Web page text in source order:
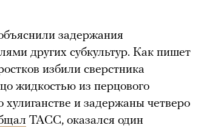
задержания
других субкультур. Как пишет
избили сверстника
жидкостью из перцового
и задержаны четверо
ТАСС, оказался один